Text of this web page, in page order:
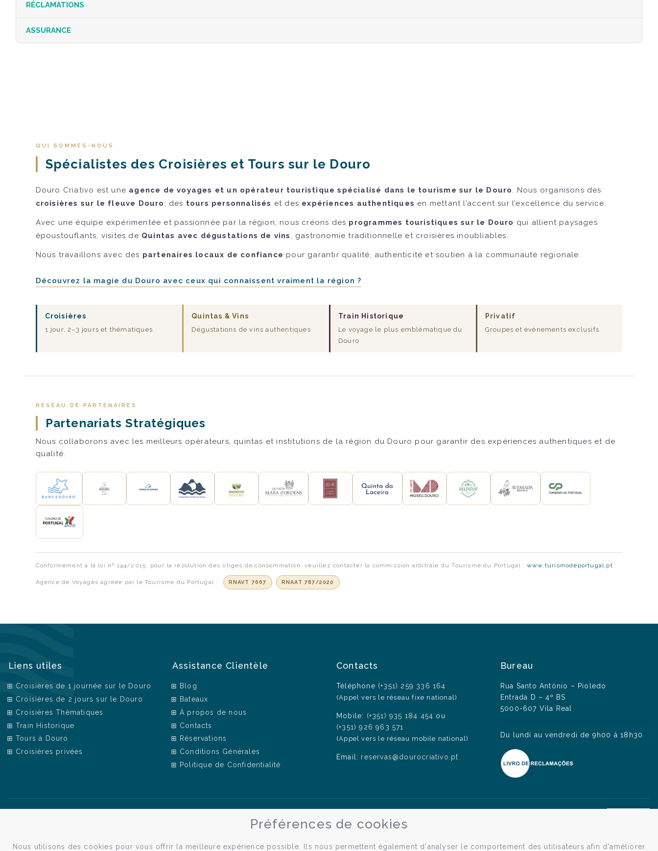
RÉCLAMATIONS
ASSURANCE
QUI SOMMES-NOUS
Spécialistes des Croisières et Tours sur le Douro
Douro Criativo est une agence de voyages et un opérateur touristique spécialisé dans le tourisme sur le Douro. Nous organisons des
croisières sur le fleuve Douro , des tours personnalisés et des expériences authentiques en mettant l’accent sur l’excellence du service.
Avec une équipe expérimentée et passionnée par la région, nous créons des programmes touristiques sur le Douro qui allient paysages
époustouflants, visites de Quintas avec dégustations de vins , gastronomie traditionnelle et croisières inoubliables.
Nous travaillons avec des partenaires locaux de confiance pour garantir qualité, authenticité et soutien à la communauté régionale.
Découvrez la magie du Douro avec ceux qui connaissent vraiment la région ?
Croisières
1 jour, 2–3 jours et thématiques
Quintas & Vins
Dégustations de vins authentiques
Train Historique
Le voyage le plus emblématique du
Douro
Privatif
Groupes et événements exclusifs
RÉSEAU DE PARTENAIRES
Partenariats Stratégiques
Nous collaborons avec les meilleurs opérateurs, quintas et institutions de la région du Douro pour garantir des expériences authentiques et de
qualité.
Conformément à la loi nº 144/2015, pour la résolution des litiges de consommation, veuillez contacter la commission arbitrale du Tourisme du Portugal : www.turismodeportugal.pt
Agence de Voyages agréée par le Tourisme du Portugal : RNAVT 7667 RNAAT 787/2020
Liens utiles
Croisières de 1 journée sur le Douro
Croisières de 2 jours sur le Douro
Croisières Thématiques
Train Historique
Tours à Douro
Croisières privées
Assistance Clientèle
Blog
Bateaux
À propos de nous
Contacts
Réservations
Conditions Générales
Politique de Confidentialité
Contacts
Téléphone (+351) 259 336 164
(Appel vers le réseau fixe national)
Mobile: (+351) 935 184 454 ou
(+351) 926 963 571
(Appel vers le réseau mobile national)
Email: reservas@dourocriativo.pt
Bureau
Rua Santo António – Pioledo
Entrada D – 4º BS
5000-607 Vila Real
Du lundi au vendredi de 9h00 à 18h30
Préférences de cookies
Nous utilisons des cookies pour vous offrir la meilleure expérience possible. Ils nous permettent également d'analyser le comportement des utilisateurs afin d'améliorer